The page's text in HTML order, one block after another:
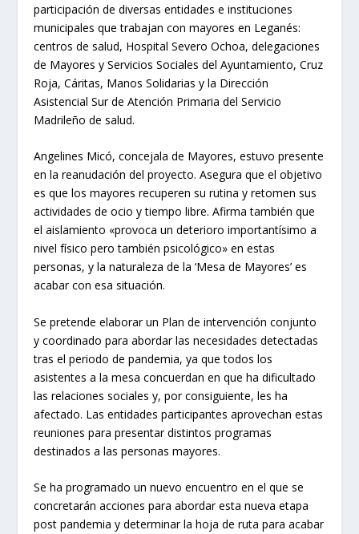
participación de diversas entidades e instituciones
municipales que trabajan con mayores en Leganés:
centros de salud, Hospital Severo Ochoa, delegaciones
de Mayores y Servicios Sociales del Ayuntamiento, Cruz
Roja, Cáritas, Manos Solidarias y la Dirección
Asistencial Sur de Atención Primaria del Servicio
Madrileño de salud.
Angelines Micó, concejala de Mayores, estuvo presente
en la reanudación del proyecto. Asegura que el objetivo
es que los mayores recuperen su rutina y retomen sus
actividades de ocio y tiempo libre. Afirma también que
el aislamiento «provoca un deterioro importantísimo a
nivel físico pero también psicológico» en estas
personas, y la naturaleza de la ‘Mesa de Mayores’ es
acabar con esa situación.
Se pretende elaborar un Plan de intervención conjunto
y coordinado para abordar las necesidades detectadas
tras el periodo de pandemia, ya que todos los
asistentes a la mesa concuerdan en que ha dificultado
las relaciones sociales y, por consiguiente, les ha
afectado. Las entidades participantes aprovechan estas
reuniones para presentar distintos programas
destinados a las personas mayores.
Se ha programado un nuevo encuentro en el que se
concretarán acciones para abordar esta nueva etapa
post pandemia y determinar la hoja de ruta para acabar